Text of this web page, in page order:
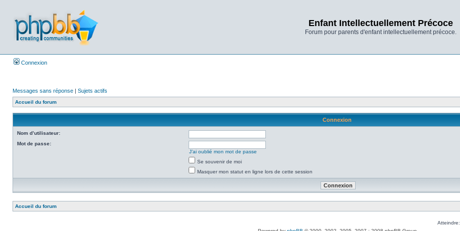
Enfant Intellectuellement Précoce
Forum pour parents d'enfant intellectuellement précoce.
Connexion
Messages sans réponse | Sujets actifs
Accueil du forum
Connexion
Nom d’utilisateur:
Mot de passe:
J’ai oublié mon mot de passe
Se souvenir de moi
Masquer mon statut en ligne lors de cette session
Accueil du forum
Atteindre: